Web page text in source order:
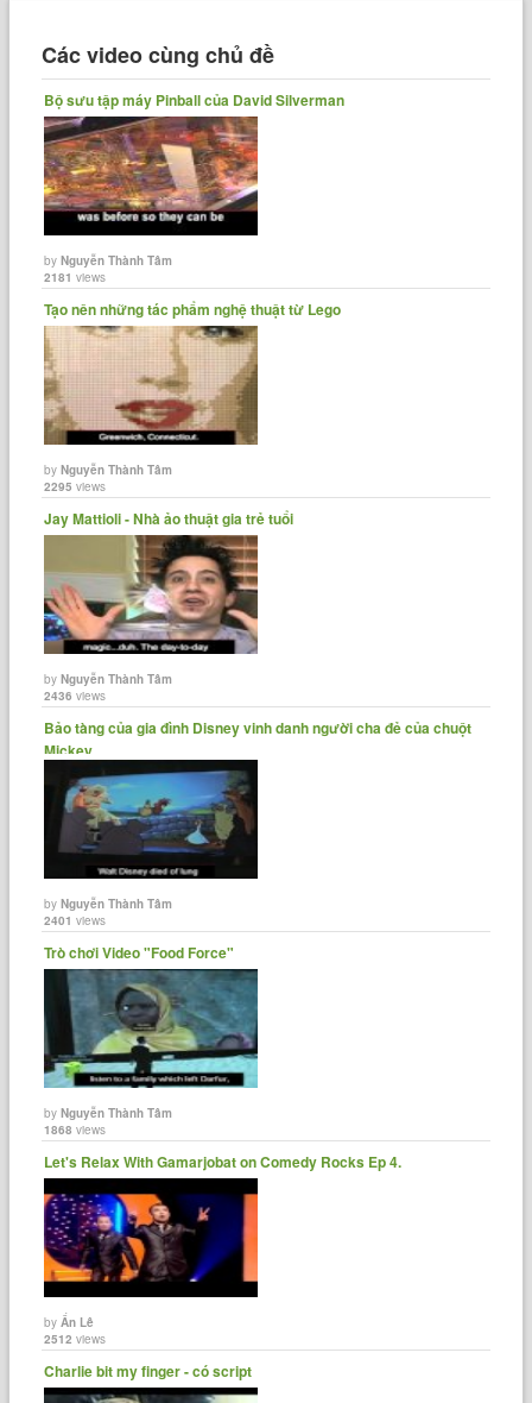
Các video cùng chủ đề
Bộ sưu tập máy Pinball của David Silverman
byNguyễn Thành Tâm
2181 views
Tạo nên những tác phẩm nghệ thuật từ Lego
byNguyễn Thành Tâm
2295 views
Jay Mattioli - Nhà ảo thuật gia trẻ tuổi
byNguyễn Thành Tâm
2436 views
Bảo tàng của gia đình Disney vinh danh người cha đẻ của chuột
Mickey.
byNguyễn Thành Tâm
2401 views
Trò chơi Video "Food Force"
byNguyễn Thành Tâm
1868 views
Let's Relax With Gamarjobat on Comedy Rocks Ep 4.
byẨn Lê
2512 views
Charlie bit my finger - có script